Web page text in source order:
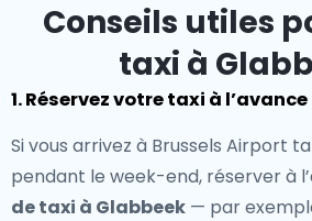
Conseils utiles
taxi à
1. Réservez votre taxi à l’avance
Si vous arrivez à Brussels Airport
pendant le week-end, réserver à
de taxi à Glabbeek — par